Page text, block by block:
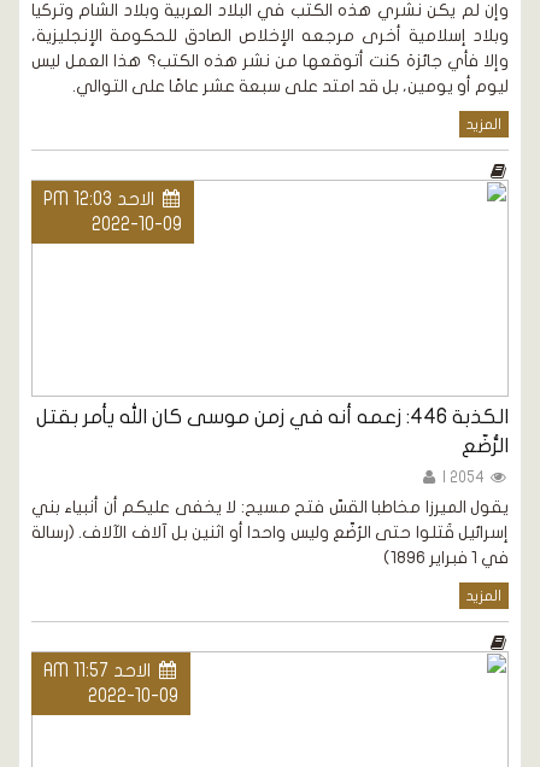
وإن لم يكن نشْري هذه الكتب في البلاد العربية وبلاد الشام وتركيا
وبلاد إسلامية أخرى مرجعه الإخلاص الصادق للحكومة الإنجليزية،
وإلا فأي جائزة كنت أتوقعها من نشر هذه الكتب؟ هذا العمل ليس
ليوم أو يومين، بل قد امتد على سبعة عشر عامًا على التوالي.
المزيد
الاحد PM 12:03
2022-10-09
الكذبة 446: زعمه أنه في زمن موسى كان الله يأمر بقتل
الرُّضّع
يقول الميرزا مخاطبا القسّ فتح مسيح: لا يخفى عليكم أن أنبياء بني
إسرائيل قَتلوا حتى الرُضّع وليس واحدا أو اثنين بل آلاف الآلاف. (رسالة
في 1 فبراير 1896)
المزيد
الاحد AM 11:57
2022-10-09